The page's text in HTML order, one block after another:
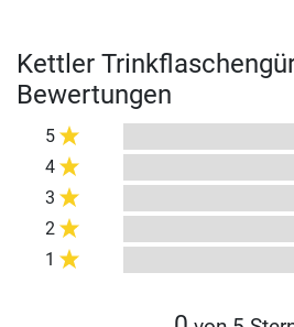
Kettler
Bewertungen
5
4
3
2
1